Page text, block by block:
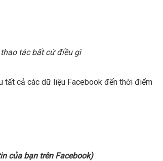
tác bất cứ điều gì
tất cả các dữ liệu Facebook đến thời điểm
của bạn trên Facebook)